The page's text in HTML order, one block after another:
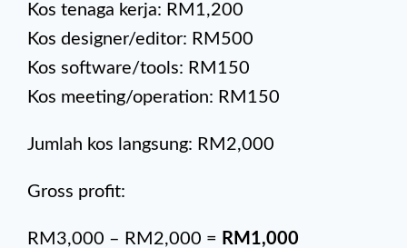
Kos tenaga kerja: RM1,200
Kos designer/editor: RM500
Kos software/tools: RM150
Kos meeting/operation: RM150
Jumlah kos langsung: RM2,000
Gross profit:
RM3,000 – RM2,000 = RM1,000